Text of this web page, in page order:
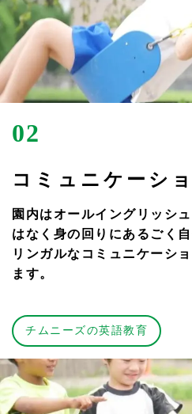
02
コミュニケーシ
園内はオールイングリッシ
はなく身の回りにあるごく
リンガルなコミュニケーシ
ます。
チムニーズの英語教育